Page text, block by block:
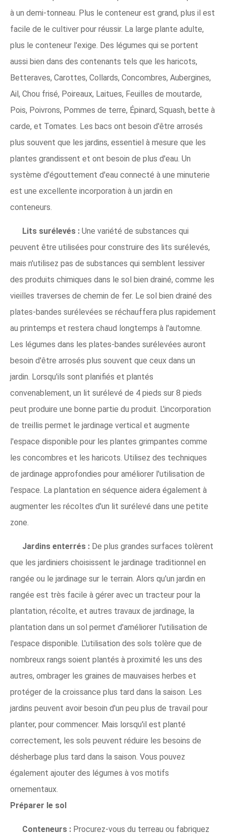
à un demi-tonneau. Plus le conteneur est grand, plus il est
facile de le cultiver pour réussir. La large plante adulte,
plus le conteneur l'exige. Des légumes qui se portent
aussi bien dans des contenants tels que les haricots,
Betteraves, Carottes, Collards, Concombres, Aubergines,
Ail, Chou frisé, Poireaux, Laitues, Feuilles de moutarde,
Pois, Poivrons, Pommes de terre, Épinard, Squash, bette à
carde, et Tomates. Les bacs ont besoin d'être arrosés
plus souvent que les jardins, essentiel à mesure que les
plantes grandissent et ont besoin de plus d'eau. Un
système d'égouttement d'eau connecté à une minuterie
est une excellente incorporation à un jardin en
conteneurs.
Lits surélevés : Une variété de substances qui
peuvent être utilisées pour construire des lits surélevés,
mais n'utilisez pas de substances qui semblent lessiver
des produits chimiques dans le sol bien drainé, comme les
vieilles traverses de chemin de fer. Le sol bien drainé des
plates-bandes surélevées se réchauffera plus rapidement
au printemps et restera chaud longtemps à l'automne.
Les légumes dans les plates-bandes surélevées auront
besoin d'être arrosés plus souvent que ceux dans un
jardin. Lorsqu'ils sont planifiés et plantés
convenablement, un lit surélevé de 4 pieds sur 8 pieds
peut produire une bonne partie du produit. L'incorporation
de treillis permet le jardinage vertical et augmente
l'espace disponible pour les plantes grimpantes comme
les concombres et les haricots. Utilisez des techniques
de jardinage approfondies pour améliorer l'utilisation de
l'espace. La plantation en séquence aidera également à
augmenter les récoltes d'un lit surélevé dans une petite
zone.
Jardins enterrés : De plus grandes surfaces tolèrent
que les jardiniers choisissent le jardinage traditionnel en
rangée ou le jardinage sur le terrain. Alors qu'un jardin en
rangée est très facile à gérer avec un tracteur pour la
plantation, récolte, et autres travaux de jardinage, la
plantation dans un sol permet d'améliorer l'utilisation de
l'espace disponible. L'utilisation des sols tolère que de
nombreux rangs soient plantés à proximité les uns des
autres, ombrager les graines de mauvaises herbes et
protéger de la croissance plus tard dans la saison. Les
jardins peuvent avoir besoin d'un peu plus de travail pour
planter, pour commencer. Mais lorsqu'il est planté
correctement, les sols peuvent réduire les besoins de
désherbage plus tard dans la saison. Vous pouvez
également ajouter des légumes à vos motifs
ornementaux.
Préparer le sol
Conteneurs : Procurez-vous du terreau ou fabriquez